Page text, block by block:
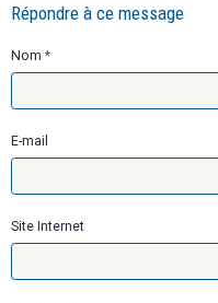
Répondre à ce message
Nom
E-mail
Site Internet